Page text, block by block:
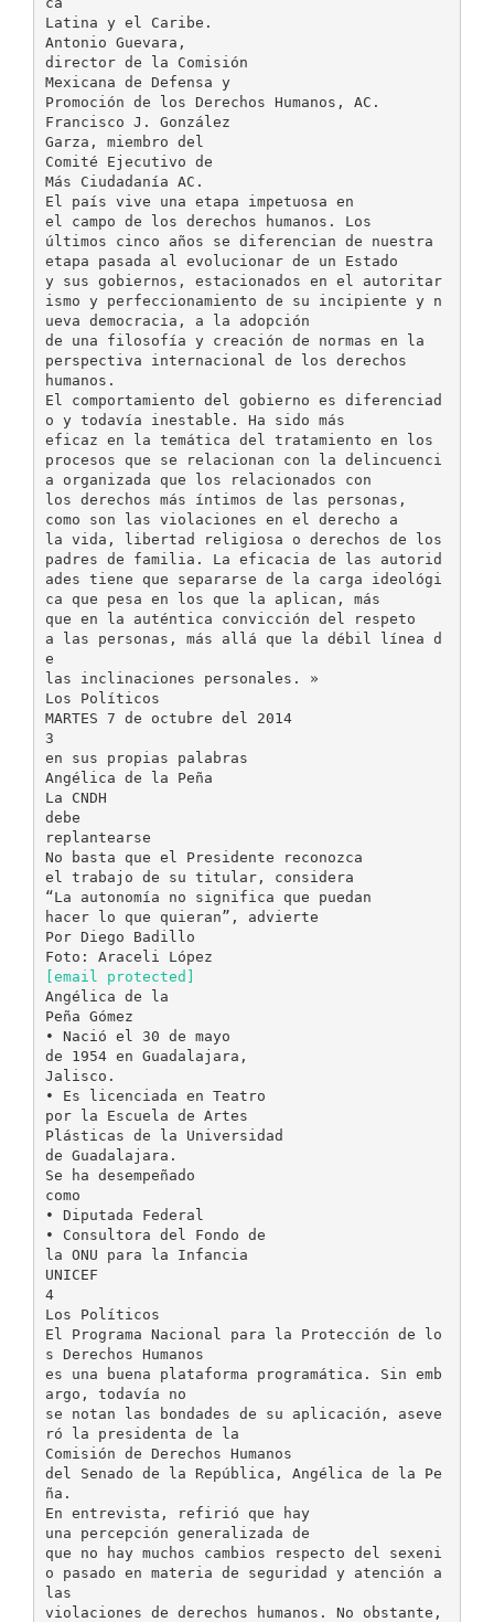
[email protected]
Angélica de la
Peña Gómez
• Nació el 30 de mayo
de 1954 en Guadalajara,
Jalisco.
• Es licenciada en Teatro
por la Escuela de Artes
Plásticas de la Universidad
de Guadalajara.
Se ha desempeñado
como
• Diputada Federal
• Consultora del Fondo de
la ONU para la Infancia
UNICEF
4
Los Políticos
El Programa Nacional para la Protección de lo
s Derechos Humanos
es una buena plataforma programática. Sin emb
argo, todavía no
se notan las bondades de su aplicación, aseve
ró la presidenta de la
Comisión de Derechos Humanos
del Senado de la República, Angélica de la Pe
ña.
En entrevista, refirió que hay
una percepción generalizada de
que no hay muchos cambios respecto del sexeni
o pasado en materia de seguridad y atención a
las
violaciones de derechos humanos. No obstante,